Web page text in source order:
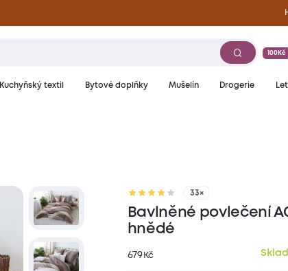
100Kč
Kuchyňský textil Bytové doplňky Mušelín Drogerie
33×
Bavlněné povlečení
hnědé
679 Kč